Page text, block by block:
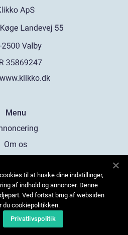
www.klikko.dk
Menu
Om os
os
Sitemap
til at huske dine indstillinger,
af indhold og annoncer. Denne
Ved fortsat brug af websiden
du cookiepolitikken.
Privatlivspolitik